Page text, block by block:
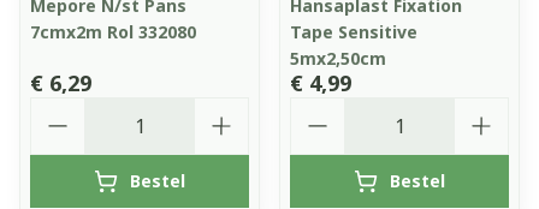
Mepore N/st Pans
7cmx2m Rol 332080
€ 6,29
Bestel
Hansaplast Fixation
Tape Sensitive
5mx2,50cm
€ 4,99
Bestel